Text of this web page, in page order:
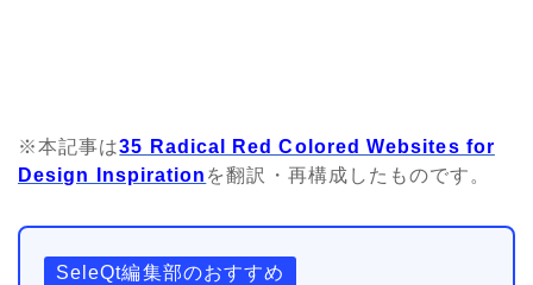
※本記事は35 Radical Red Colored Websites for
Design Inspiration を翻訳・再構成したものです。
SeleQt編集部のおすすめ